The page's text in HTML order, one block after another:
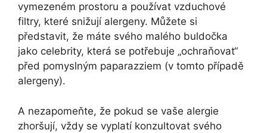
vymezeném prostoru a používat vzduchové
filtry, které snižují alergeny. ⁣Můžete si
představit,‌ že máte svého malého buldočka
jako celebrity, která se potřebuje „ochraňovat“‍
před pomyslným paparazziem (v tomto případě
alergeny).
A ‍nezapomeňte, že pokud se vaše alergie
zhoršují, ⁢vždy se vyplatí konzultovat svého